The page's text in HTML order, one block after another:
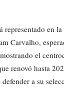
representado en
Carvalho,
el
renovó hasta
defender a su